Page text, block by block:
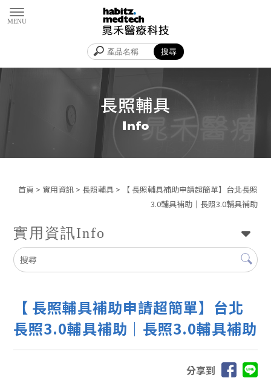
長照輔具
首頁 > 實用資訊> 長照輔具> 【 長照輔具補助申請超簡單】台北長照
3.0輔具補助｜長照3.0輔具補助
實用資訊Info
【 長照輔具補助申請超簡單】台北
長照3.0輔具補助｜長照3.0輔具補助
分享到